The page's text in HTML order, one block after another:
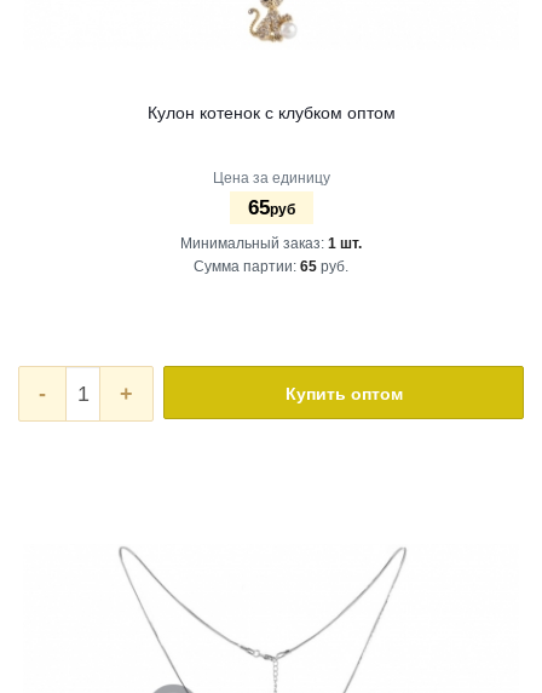
Кулон котенок с клубком оптом
Цена за единицу
65руб
Минимальный заказ: 1 шт.
Сумма партии: 65 руб.
- + Купить оптом